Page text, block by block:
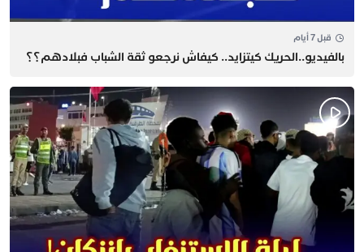
قبل 7 أيام
بالفيديو..الحريك كيتزايد.. كيفاش نرجعو ثقة الشباب فبلادهم؟؟